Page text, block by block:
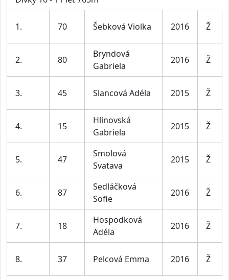
1. 70 Šebková Violka 2016 Ž
2. 80
Bryndová
Gabriela
2016 Ž
3. 45 Slancová Adéla 2015 Ž
4. 15
Hlinovská
Gabriela
2015 Ž
5. 47
Smolová
Svatava
2015 Ž
6. 87
Sedláčková
Sofie
2016 Ž
7. 18
Hospodková
Adéla
2016 Ž
8. 37 Pelcová Emma 2016 Ž